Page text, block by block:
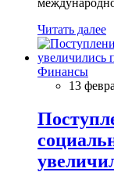
Читать далее
Финансы
13